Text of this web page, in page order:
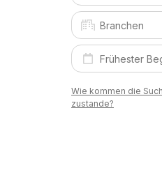
Wie kommen die
zustande?